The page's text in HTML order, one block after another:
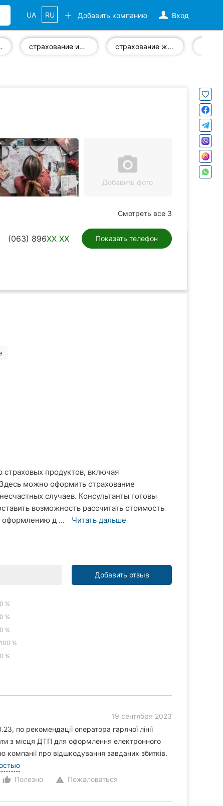
Вход
Добавить компанию
UA RU
страхование имущества страхование жизни
camera_alt
Добавить фото
Смотреть все 3
(063) 896XX XX Показать телефон
продуктов, включая
можно оформить страхование
случаев. Консультанты готовы
возможность рассчитать стоимость
оформлению д ...
Читать дальше
Добавить отзыв
0 %
0 %
0 %
100 %
0 %
19 сентября 2023
по рекомендації оператора гарячої лінії
з місця ДТП для оформлення електронного
про відшкодування завданих збитків.
thumb_up_alt
Полезно warning Пожаловаться